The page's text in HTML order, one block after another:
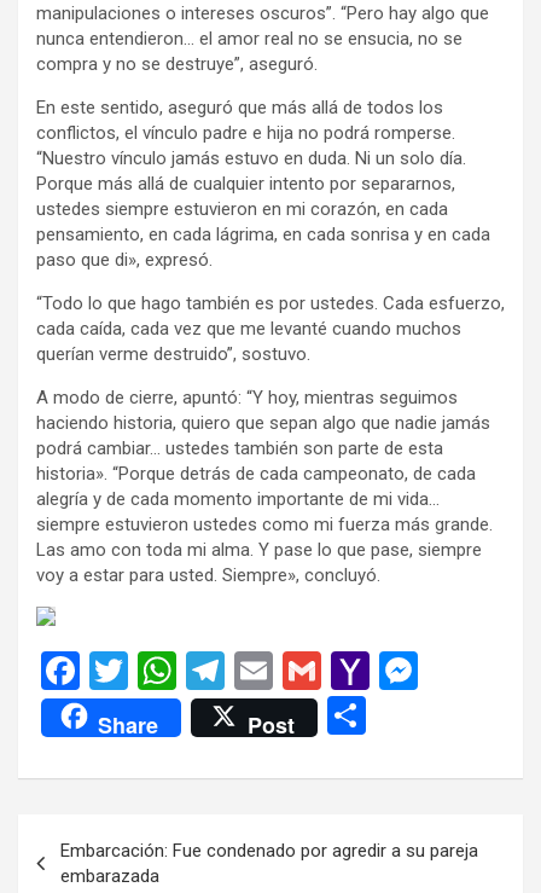
manipulaciones o intereses oscuros”. “Pero hay algo que
nunca entendieron… el amor real no se ensucia, no se
compra y no se destruye”, aseguró.
En este sentido, aseguró que más allá de todos los
conflictos, el vínculo padre e hija no podrá romperse.
“Nuestro vínculo jamás estuvo en duda. Ni un solo día.
Porque más allá de cualquier intento por separarnos,
ustedes siempre estuvieron en mi corazón, en cada
pensamiento, en cada lágrima, en cada sonrisa y en cada
paso que di», expresó.
“Todo lo que hago también es por ustedes. Cada esfuerzo,
cada caída, cada vez que me levanté cuando muchos
querían verme destruido”, sostuvo.
A modo de cierre, apuntó: “Y hoy, mientras seguimos
haciendo historia, quiero que sepan algo que nadie jamás
podrá cambiar… ustedes también son parte de esta
historia». “Porque detrás de cada campeonato, de cada
alegría y de cada momento importante de mi vida…
siempre estuvieron ustedes como mi fuerza más grande.
Las amo con toda mi alma. Y pase lo que pase, siempre
voy a estar para usted. Siempre», concluyó.
F
a
ce
b
o
T
wi
tt
er
W
h
at
s
p
T
el
e
gr
m
E
m
ail
G
m
ail
Y
o
M
n
er
Share Post
m
p
ar
de
Embarcación: Fue condenado por agredir a su pareja
embarazada